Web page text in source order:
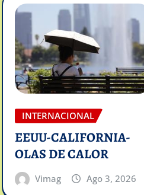
INTERNACIONAL
EEUU-CALIFORNIA-
OLAS DE CALOR
Vimag Ago 3, 2026